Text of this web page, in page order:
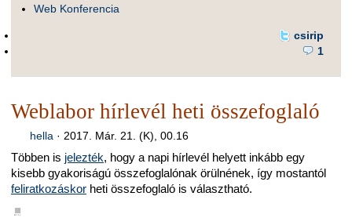
Web Konferencia
csirip
1
Weblabor hírlevél heti összefoglaló
hella· 2017. Már. 21. (K), 00.16
Többen is jelezték, hogy a napi hírlevél helyett inkább egy
kisebb gyakoriságú összefoglalónak örülnének, így mostantól
feliratkozáskor heti összefoglaló is választható.
■